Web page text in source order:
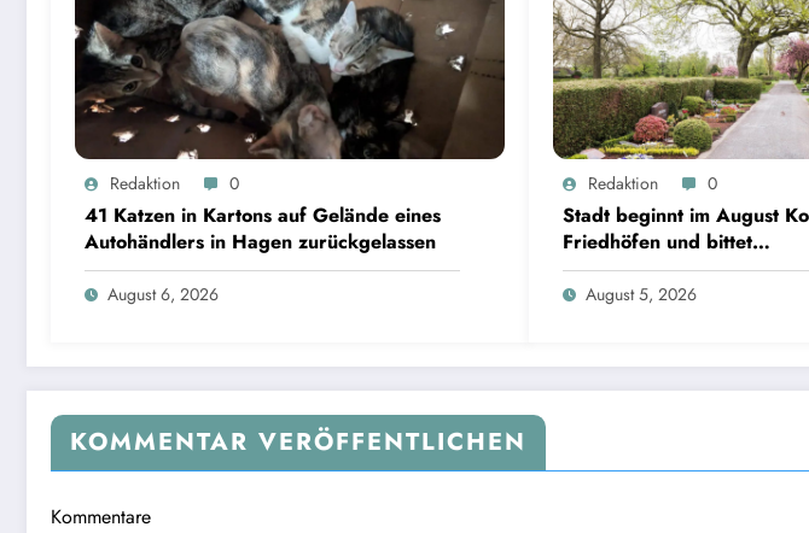
Redaktion 0
41 Katzen in Kartons auf Gelände eines
Autohändlers in Hagen zurückgelassen
August 6, 2026
Redaktion 0
Stadt beginnt im August
Friedhöfen und bittet
Grabverantwortliche um
August 5, 2026
KOMMENTAR VERÖFFENTLICHEN
Kommentare